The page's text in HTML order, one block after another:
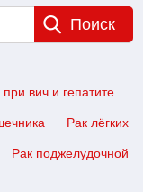
вич и гепатите
Рак лёгких
Рак поджелудочной